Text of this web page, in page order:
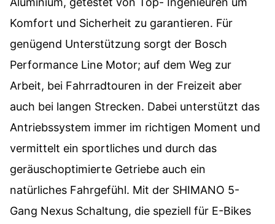
Komfort und Sicherheit zu garantieren. Für
genügend Unterstützung sorgt der Bosch
Performance Line Motor; auf dem Weg zur
Arbeit, bei Fahrradtouren in der Freizeit aber
auch bei langen Strecken. Dabei unterstützt das
Antriebssystem immer im richtigen Moment und
vermittelt ein sportliches und durch das
geräuschoptimierte Getriebe auch ein
natürliches Fahrgefühl. Mit der SHIMANO 5-
Gang Nexus Schaltung, die speziell für E-Bikes